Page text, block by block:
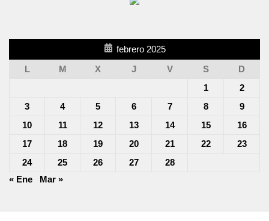
febrero 2025
L
M X J V S
D
1
2
3
4 5 6 7 8
9
10
11 12 13 14 15
16
17
18 19 20 21 22
23
24
25 26 27
28
« Ene
Mar »